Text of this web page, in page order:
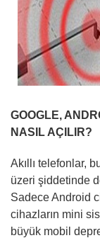
GOOGLE,
NASIL AÇILIR?
Akıllı telefonlar,
üzeri şiddetinde
Sadece Android
cihazların mini
büyük mobil